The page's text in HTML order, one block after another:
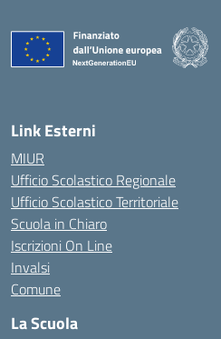
Link Esterni
MIUR
Ufficio Scolastico Regionale
Ufficio Scolastico Territoriale
Scuola in Chiaro
Iscrizioni On Line
Invalsi
Comune
La Scuola